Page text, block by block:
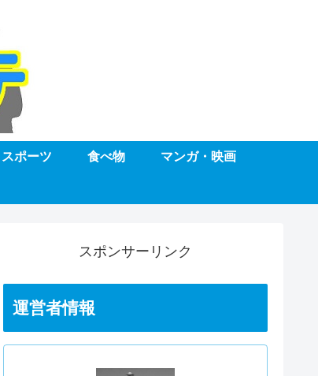
スポーツ 食べ物 マンガ・映画
スポンサーリンク
運営者情報